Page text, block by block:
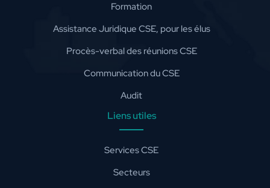
Formation
Assistance Juridique CSE, pour les élus
Procès-verbal des réunions CSE
Communication du CSE
Audit
Liens utiles
Services CSE
Secteurs